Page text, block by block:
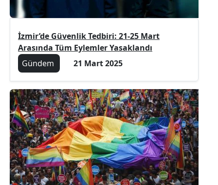
İzmir’de Güvenlik Tedbiri: 21-25 Mart
Arasında Tüm Eylemler Yasaklandı
Gündem
21 Mart 2025